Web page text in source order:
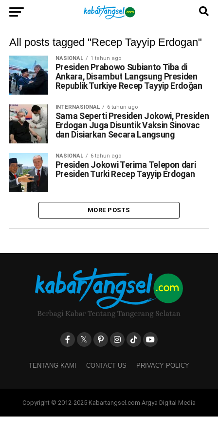
All posts tagged "Recep Tayyip Erdogan"
NASIONAL 1 tahun ago
Presiden Prabowo Subianto Tiba di
Ankara, Disambut Langsung Presiden
Republik Turkiye Recep Tayyip Erdoğan
INTERNASIONAL 6 tahun ago
Sama Seperti Presiden Jokowi, Presiden
Erdogan Juga Disuntik Vaksin Sinovac
dan Disiarkan Secara Langsung
NASIONAL 6 tahun ago
Presiden Jokowi Terima Telepon dari
Presiden Turki Recep Tayyip Erdogan
MORE POSTS
TENTANG KAMI CONTACT US PRIVACY POLICY
Copyright © 2012-2025 Kabartangsel.com Argya Digital Media